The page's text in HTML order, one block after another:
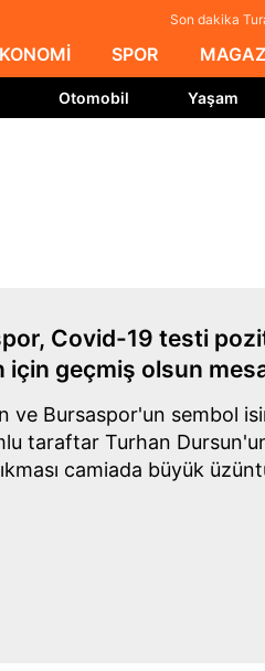
Son dakika
SPOR
Otomobil Yaşam
Covid-19 testi
için geçmiş olsun
ve Bursaspor'un sembol
taraftar Turhan
camiada büyük